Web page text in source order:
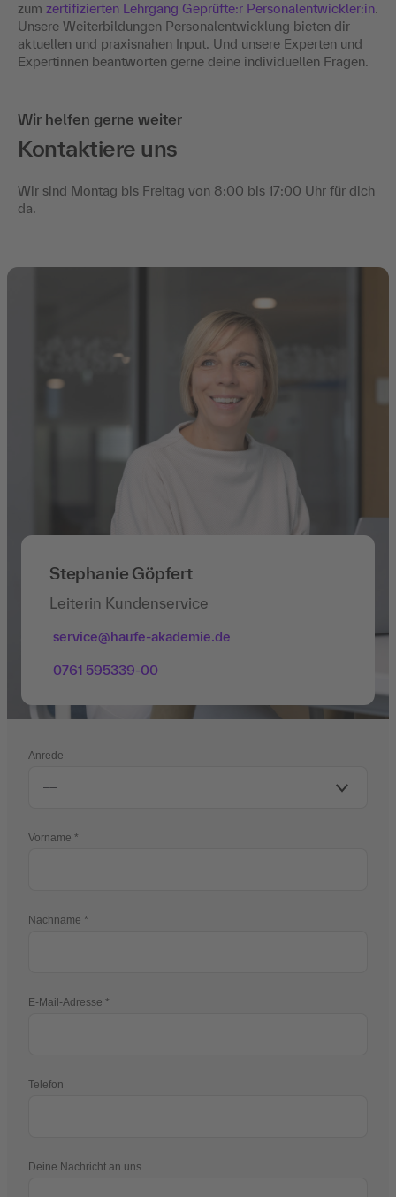
zum zertifizierten Lehrgang Geprüfte:r Personalentwickler:in.
Unsere Weiterbildungen Personalentwicklung bieten dir
aktuellen und praxisnahen Input. Und unsere Experten und
Expertinnen beantworten gerne deine individuellen Fragen.
Wir helfen gerne weiter
Kontaktiere uns
Wir sind Montag bis Freitag von 8:00 bis 17:00 Uhr für dich
da.
Stephanie Göpfert
Leiterin Kundenservice
service@haufe-akademie.de
0761 595339-00
Anrede
Vorname
Nachname
E-Mail-Adresse
Telefon
Deine Nachricht an uns